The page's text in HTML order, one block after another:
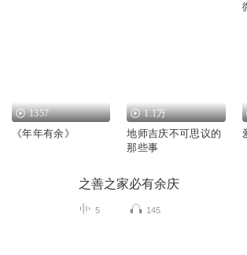
1357
《年年有余》
1.1万
地师吉庆不可思议的
那些事
之善之家必有余庆
5 145